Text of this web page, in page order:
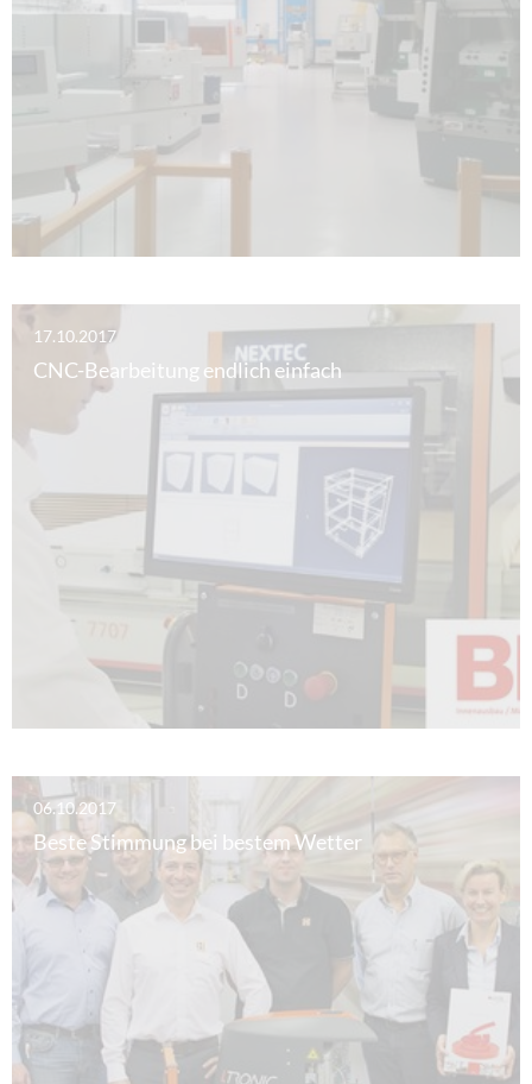
17.10.2017
CNC-Bearbeitung endlich einfach
06.10.2017
Beste Stimmung bei bestem Wetter